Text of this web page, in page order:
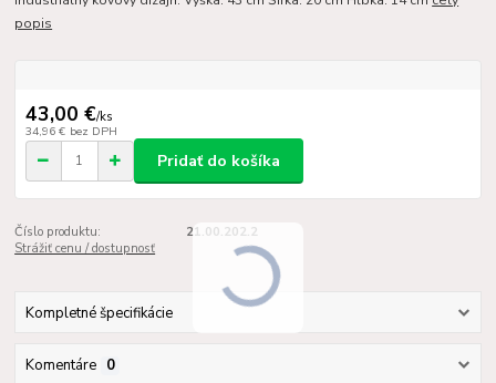
popis
43,00 €/ks
34,96 € bez DPH
Pridať do košíka
Číslo produktu:
21.00.202.2
Strážiť cenu / dostupnosť
Kompletné špecifikácie
Komentáre 0